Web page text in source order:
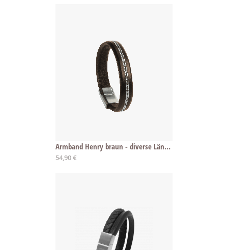
Armband Henry braun - diverse Längen
54,90 €